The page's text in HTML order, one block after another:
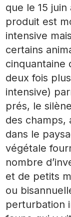
que le 15
produit est
intensive
certains
cinquantaine
deux fois
intensive)
prés, le
des champs,
dans le
végétale
nombre
et de petits
ou
perturbation